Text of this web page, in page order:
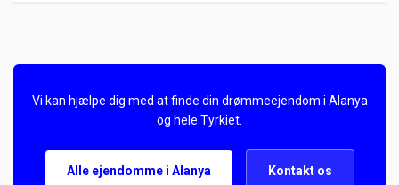
Vi kan hjælpe dig med at finde din drømmeejendom i Alanya
og hele Tyrkiet.
Alle ejendomme i Alanya Kontakt os